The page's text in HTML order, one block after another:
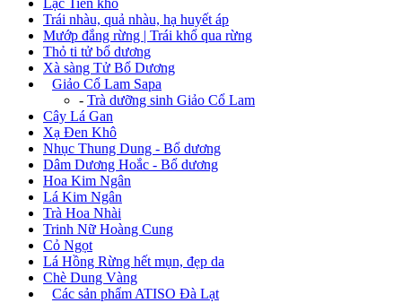
Lạc Tiên khô
Trái nhàu, quả nhàu, hạ huyết áp
Mướp đắng rừng | Trái khổ qua rừng
Thỏ ti tử bổ dương
Xà sàng Tử Bổ Dương
Giảo Cổ Lam Sapa
- Trà dưỡng sinh Giảo Cổ Lam
Cây Lá Gan
Xạ Đen Khô
Nhục Thung Dung - Bổ dương
Dâm Dương Hoắc - Bổ dương
Hoa Kim Ngân
Lá Kim Ngân
Trà Hoa Nhài
Trinh Nữ Hoàng Cung
Cỏ Ngọt
Lá Hồng Rừng hết mụn, đẹp da
Chè Dung Vàng
Các sản phẩm ATISO Đà Lạt